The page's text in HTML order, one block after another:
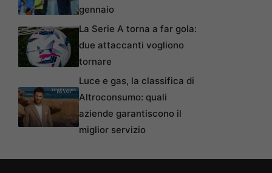
gennaio
La Serie A torna a far gola:
due attaccanti vogliono
tornare
Luce e gas, la classifica di
Altroconsumo: quali
aziende garantiscono il
miglior servizio